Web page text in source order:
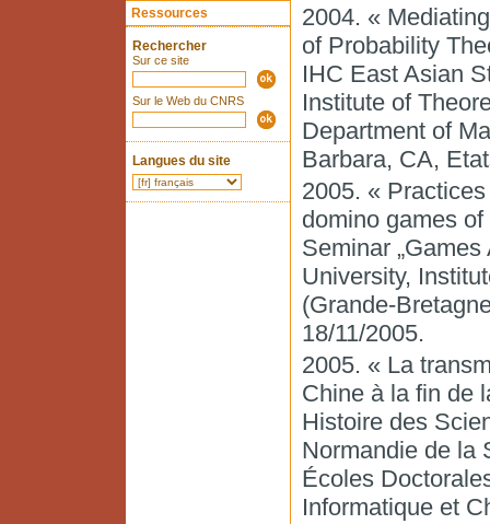
Ressources
Rechercher
Sur ce site
Sur le Web du CNRS
Langues du site
2004. «
of Probability
IHC East Asian
Institute of
Department of
Barbara, CA,
2005. «
domino games
Seminar
University,
(Grande-
18/11/2005.
2005. « La
Chine à la fin de
Histoire des
Normandie de la
Écoles
Informatique et